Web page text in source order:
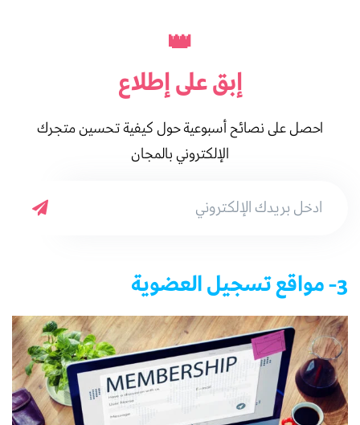
👑
إبق علىإطلاع
احصل على نصائح أسبوعية حول كيفية تحسين متجرك
الإلكتروني بالمجان
3- مواقع تسجيل العضوية